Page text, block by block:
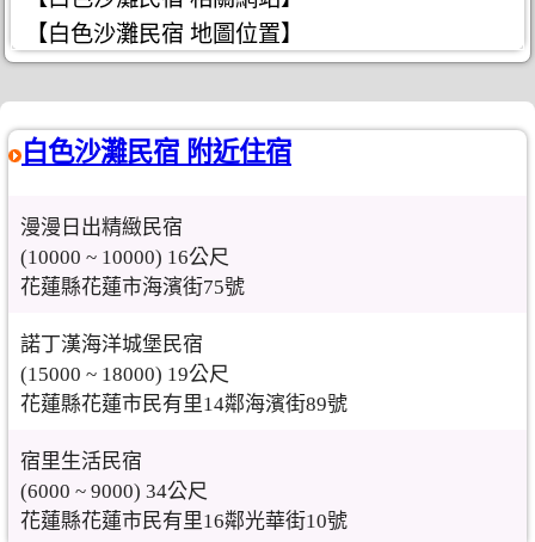
【白色沙灘民宿 地圖位置】
白色沙灘民宿 附近住宿
漫漫日出精緻民宿
(10000 ~ 10000) 16公尺
花蓮縣花蓮市海濱街75號
諾丁漢海洋城堡民宿
(15000 ~ 18000) 19公尺
花蓮縣花蓮市民有里14鄰海濱街89號
宿里生活民宿
(6000 ~ 9000) 34公尺
花蓮縣花蓮市民有里16鄰光華街10號